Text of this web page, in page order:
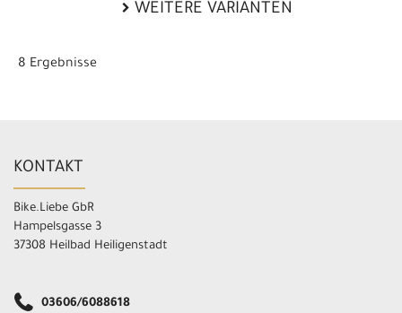
WEITERE VARIANTEN
8 Ergebnisse
KONTAKT
Bike.Liebe GbR
Hampelsgasse 3
37308 Heilbad Heiligenstadt
03606/6088618